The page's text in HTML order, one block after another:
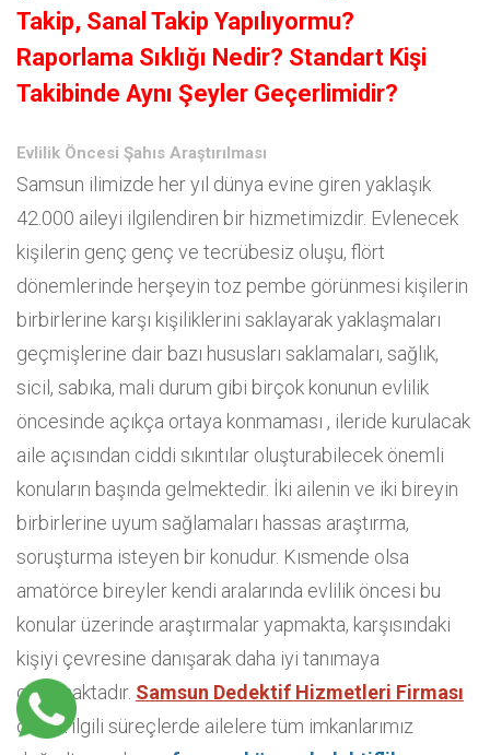
Takip, Sanal Takip Yapılıyormu?
Raporlama Sıklığı Nedir? Standart Kişi
Takibinde Aynı Şeyler Geçerlimidir?
Evlilik Öncesi Şahıs Araştırılması
Samsun ilimizde her yıl dünya evine giren yaklaşık
42.000 aileyi ilgilendiren bir hizmetimizdir. Evlenecek
kişilerin genç genç ve tecrübesiz oluşu, flört
dönemlerinde herşeyin toz pembe görünmesi kişilerin
birbirlerine karşı kişiliklerini saklayarak yaklaşmaları
geçmişlerine dair bazı hususları saklamaları, sağlık,
sicil, sabıka, mali durum gibi birçok konunun evlilik
öncesinde açıkça ortaya konmaması , ileride kurulacak
aile açısından ciddi sıkıntılar oluşturabilecek önemli
konuların başında gelmektedir. İki ailenin ve iki bireyin
birbirlerine uyum sağlamaları hassas araştırma,
soruşturma isteyen bir konudur. Kısmende olsa
amatörce bireyler kendi aralarında evlilik öncesi bu
konular üzerinde araştırmalar yapmakta, karşısındaki
kişiyi çevresine danışarak daha iyi tanımaya
çalışmaktadır. Samsun Dedektif Hizmetleri Firması
olarak ilgili süreçlerde ailelere tüm imkanlarımız